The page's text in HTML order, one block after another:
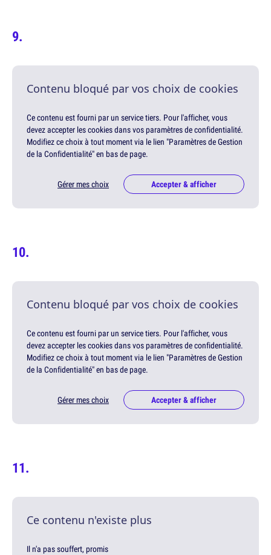
Contenu bloqué par vos choix de cookies
Ce contenu est fourni par un service tiers. Pour l'afficher, vous
devez accepter les cookies dans vos paramètres de confidentialité.
Modifiez ce choix à tout moment via le lien "Paramètres de Gestion
de la Confidentialité" en bas de page.
Gérer mes choix Accepter & afficher
Contenu bloqué par vos choix de cookies
Ce contenu est fourni par un service tiers. Pour l'afficher, vous
devez accepter les cookies dans vos paramètres de confidentialité.
Modifiez ce choix à tout moment via le lien "Paramètres de Gestion
de la Confidentialité" en bas de page.
Gérer mes choix Accepter & afficher
Ce contenu n'existe plus
Il n'a pas souffert, promis